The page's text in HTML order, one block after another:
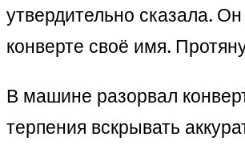
утвердительно сказала.
конверте своё имя.
В машине разорвал
терпения вскрывать